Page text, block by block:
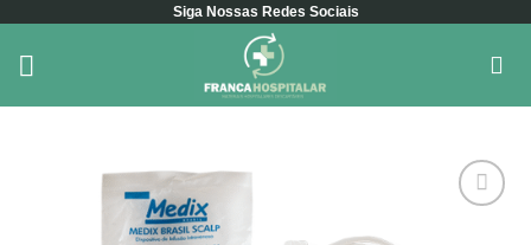
content
Siga Nossas Redes Sociais